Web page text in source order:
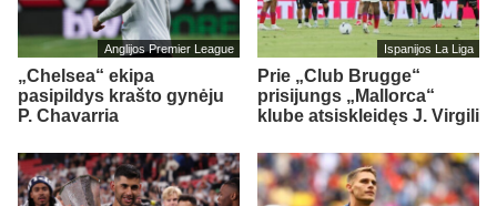
Anglijos Premier League
„Chelsea“ ekipa
pasipildys krašto gynėju
P. Chavarria
Ispanijos La Liga
Prie „Club Brugge“
prisijungs „Mallorca“
klube atsiskleidęs J. Virgili